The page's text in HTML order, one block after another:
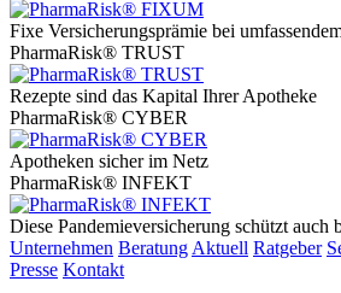
Fixe Versicherungsprämie bei
PharmaRisk® TRUST
Rezepte sind das Kapital Ihrer Apotheke
PharmaRisk® CYBER
Apotheken sicher im Netz
PharmaRisk® INFEKT
Diese Pandemieversicherung schützt auch
Unternehmen Beratung Aktuell Ratgeber
Presse Kontakt